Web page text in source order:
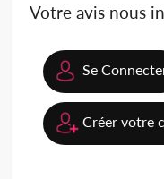
Votre avis nous
Se
Créer votre